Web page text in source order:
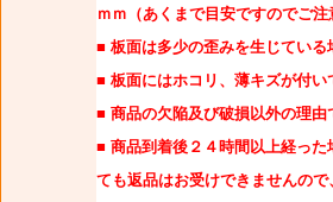
ｍｍ（あくまで目安ですのでご注
■ 板面は多少の歪みを生じている
■ 板面にはホコリ、薄キズが付い
■ 商品の欠陥及び破損以外の理
■ 商品到着後２４時間以上経っ
ても返品はお受けできませんの